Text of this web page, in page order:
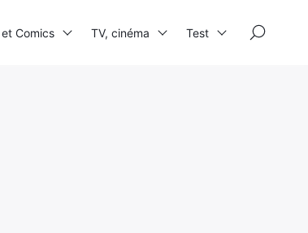
Comics TV, cinéma Test